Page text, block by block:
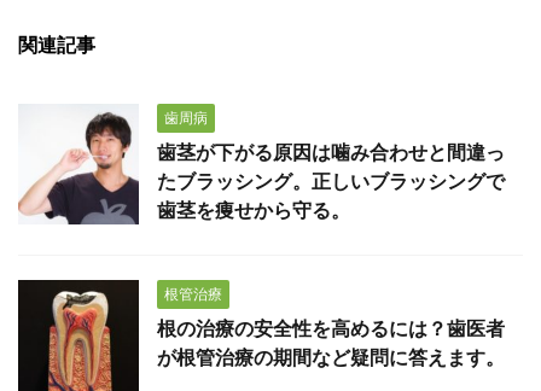
関連記事
歯周病
歯茎が下がる原因は噛み合わせと間違っ
たブラッシング。正しいブラッシングで
歯茎を痩せから守る。
根管治療
根の治療の安全性を高めるには？歯医者
が根管治療の期間など疑問に答えます。